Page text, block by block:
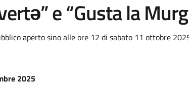
e “Gusta la
aperto sino alle ore 12 di sabato 11 ottobre
2025